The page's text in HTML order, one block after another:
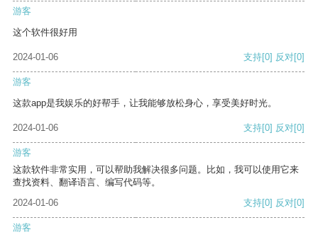
游客
这个软件很好用
2024-01-06 支持[0] 反对[0]
游客
这款app是我娱乐的好帮手，让我能够放松身心，享受美好时光。
2024-01-06 支持[0] 反对[0]
游客
这款软件非常实用，可以帮助我解决很多问题。比如，我可以使用它来
查找资料、翻译语言、编写代码等。
2024-01-06
支持[0] 反对[0]
游客